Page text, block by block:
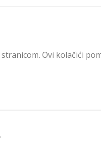
Ovi kolačići